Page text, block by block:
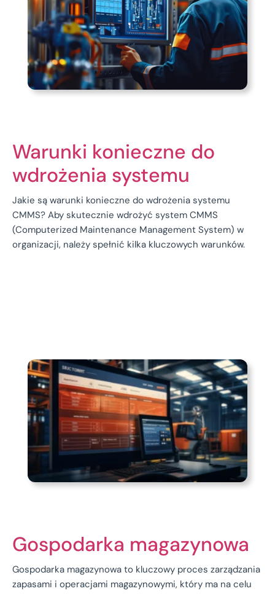
Warunki konieczne do
wdrożenia systemu
Jakie są warunki konieczne do wdrożenia systemu
CMMS? Aby skutecznie wdrożyć system CMMS
(Computerized Maintenance Management System) w
organizacji, należy spełnić kilka kluczowych warunków.
Gospodarka magazynowa
Gospodarka magazynowa to kluczowy proces zarządzania
zapasami i operacjami magazynowymi, który ma na celu